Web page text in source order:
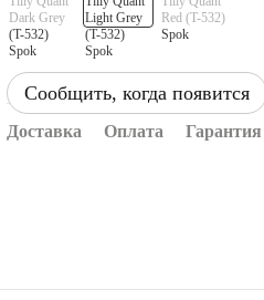
Сообщить, когда появится
Доставка Оплата Гарантия